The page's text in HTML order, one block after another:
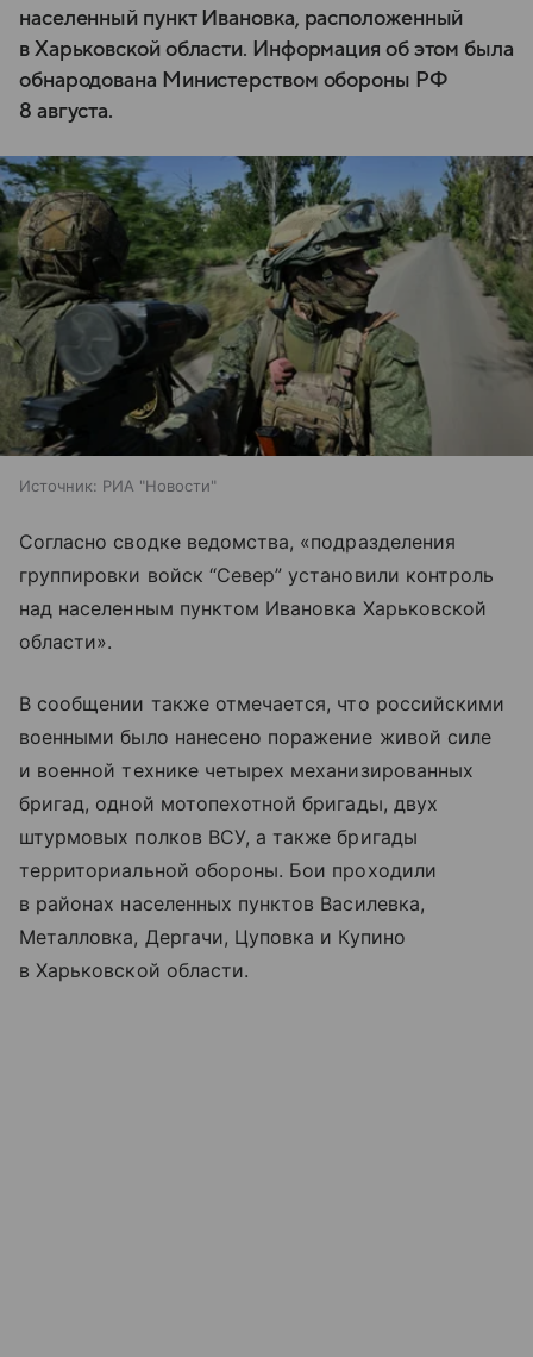
населенный пункт Ивановка, расположенный
в Харьковской области. Информация об этом была
обнародована Министерством обороны РФ
8 августа.
Источник: РИА "Новости"
Согласно сводке ведомства, «подразделения
группировки войск “Север” установили контроль
над населенным пунктом Ивановка Харьковской
области».
В сообщении также отмечается, что российскими
военными было нанесено поражение живой силе
и военной технике четырех механизированных
бригад, одной мотопехотной бригады, двух
штурмовых полков ВСУ, а также бригады
территориальной обороны. Бои проходили
в районах населенных пунктов Василевка,
Металловка, Дергачи, Цуповка и Купино
в Харьковской области.